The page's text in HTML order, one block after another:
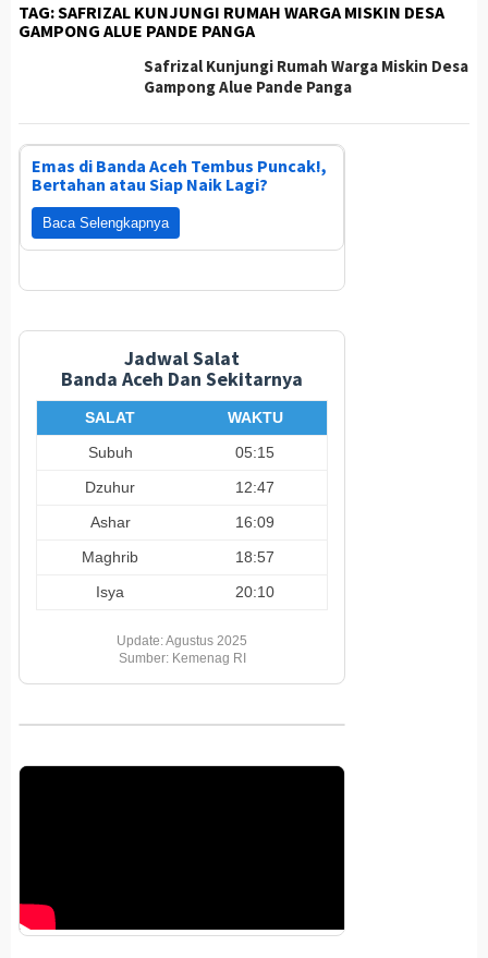
TAG:SAFRIZAL KUNJUNGI RUMAH WARGA MISKIN DESA
GAMPONG ALUE PANDE PANGA
Safrizal Kunjungi Rumah Warga Miskin Desa
Gampong Alue Pande Panga
Emas di Banda Aceh Tembus Puncak!,
Bertahan atau Siap Naik Lagi?
Baca Selengkapnya
Jadwal Salat
Banda Aceh Dan Sekitarnya
SALAT
WAKTU
Subuh
05:15
Dzuhur
12:47
Ashar
16:09
Maghrib
18:57
Isya
20:10
Update: Agustus 2025
Sumber: Kemenag RI